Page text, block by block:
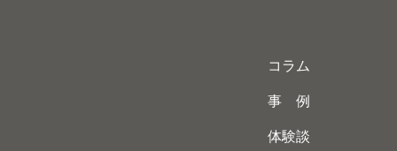
コラム
事 例
体験談